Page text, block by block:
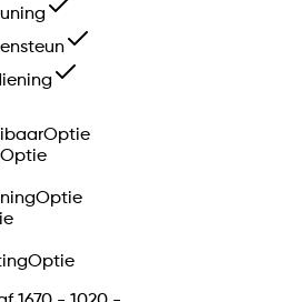
Optie
Optie
Optie
Optie